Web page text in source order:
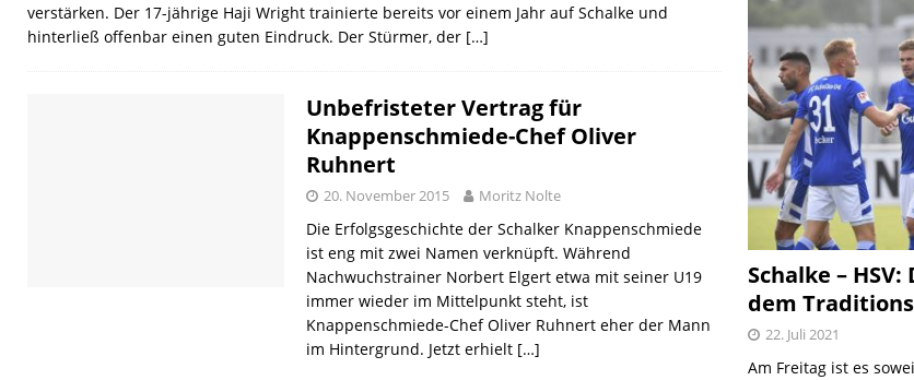
verstärken. Der 17-jährige Haji Wright trainierte bereits vor einem Jahr auf Schalke und
hinterließ offenbar einen guten Eindruck. Der Stürmer, der […]
Unbefristeter Vertrag für
Knappenschmiede-Chef Oliver
Ruhnert
20. November 2015 Moritz Nolte
Die Erfolgsgeschichte der Schalker Knappenschmiede
ist eng mit zwei Namen verknüpft. Während
Nachwuchstrainer Norbert Elgert etwa mit seiner U19
immer wieder im Mittelpunkt steht, ist
Knappenschmiede-Chef Oliver Ruhnert eher der Mann
im Hintergrund. Jetzt erhielt […]
Schalke –
dem
22. Juli 2021
Am Freitag ist es